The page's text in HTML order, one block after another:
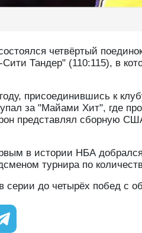
четвёртый
Тандер" (110:115), в
присоединившись к
за "Майами Хит", где
представлял сборную
в истории НБА
турнира по
серии до четырёх побед с